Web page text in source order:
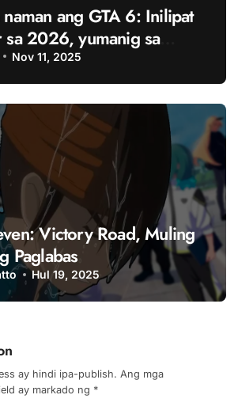
naman ang GTA 6: Inilipat
sa 2026, yumanig sa
ng gaming
Nov 11, 2025
Victory Road, Muling
Paglabas
Hul 19, 2025
ay hindi ipa-publish. Ang mga
ay markado ng *